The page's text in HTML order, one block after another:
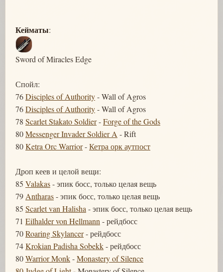
Кейматы:
Sword of Miracles Edge
Спойл:
76Disciples of Authority- Wall of Agros
76Disciples of Authority- Wall of Agros
78 Scarlet Stakato Soldier-Forge of the Gods
80Messenger Invader Soldier A - Rift
80Ketra Orc Warrior-Кетра орк аутпост
Дроп кеев и целой вещи:
85 Valakas- эпик босс, только целая вещь
79 Antharas- эпик босс, только целая вещь
85 Scarlet van Halisha - эпик босс, только целая вещь
71 Eilhalder von Hellmann - рейдбосс
70Roaring Skylancer- рейдбосс
74Krokian Padisha Sobekk- рейдбосс
80Warrior Monk-Monastery of Silence